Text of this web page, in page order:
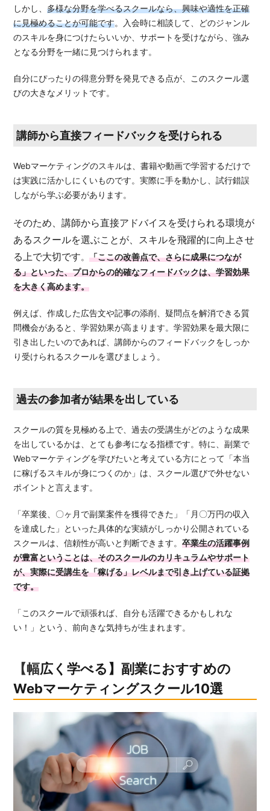
しかし、多様な分野を学べるスクールなら、興味や適性を正確
に見極めることが可能です。入会時に相談して、どのジャンル
のスキルを身につけたらいいか、サポートを受けながら、強み
となる分野を一緒に見つけられます。
自分にぴったりの得意分野を発見できる点が、このスクール選
びの大きなメリットです。
講師から直接フィードバックを受けられる
Webマーケティングのスキルは、書籍や動画で学習するだけで
は実践に活かしにくいものです。実際に手を動かし、試行錯誤
しながら学ぶ必要があります。
そのため、講師から直接アドバイスを受けられる環境が
あるスクールを選ぶことが、スキルを飛躍的に向上させ
る上で大切です。「ここの改善点で、さらに成果につなが
る」といった、プロからの的確なフィードバックは、学習効果
を大きく高めます。
例えば、作成した広告文や記事の添削、疑問点を解消できる質
問機会があると、学習効果が高まります。学習効果を最大限に
引き出したいのであれば、講師からのフィードバックをしっか
り受けられるスクールを選びましょう。
過去の参加者が結果を出している
スクールの質を見極める上で、過去の受講生がどのような成果
を出しているかは、とても参考になる指標です。特に、副業で
Webマーケティングを学びたいと考えている方にとって「本当
に稼げるスキルが身につくのか」は、スクール選びで外せない
ポイントと言えます。
「卒業後、〇ヶ月で副業案件を獲得できた」「月〇万円の収入
を達成した」といった具体的な実績がしっかり公開されている
スクールは、信頼性が高いと判断できます。卒業生の活躍事例
が豊富ということは、そのスクールのカリキュラムやサポート
が、実際に受講生を「稼げる」レベルまで引き上げている証拠
です。
「このスクールで頑張れば、自分も活躍できるかもしれな
い！」という、前向きな気持ちが生まれます。
【幅広く学べる】副業におすすめの
Webマーケティングスクール10選